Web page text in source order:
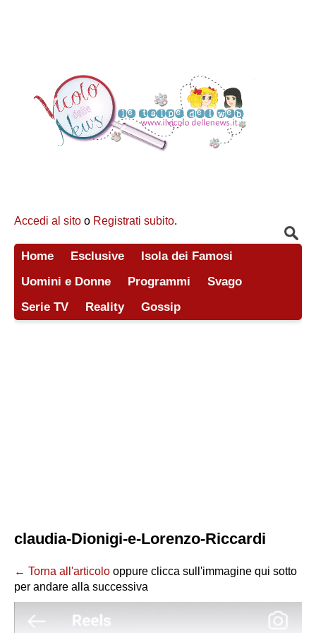
Accedi al sito o Registrati subito.
Home Esclusive
Isola dei Famosi
Uomini e Donne
Programmi
Svago
Serie TV
Reality Gossip
claudia-Dionigi-e-Lorenzo-Riccardi
← Torna all'articolo oppure clicca sull'immagine qui sotto
per andare alla successiva